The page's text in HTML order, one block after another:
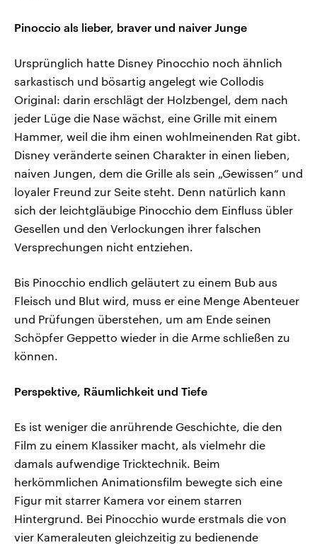
Pinoccio als lieber, braver und naiver Junge
Ursprünglich hatte Disney Pinocchio noch ähnlich
sarkastisch und bösartig angelegt wie Collodis
Original: darin erschlägt der Holzbengel, dem nach
jeder Lüge die Nase wächst, eine Grille mit einem
Hammer, weil die ihm einen wohlmeinenden Rat gibt.
Disney veränderte seinen Charakter in einen lieben,
naiven Jungen, dem die Grille als sein „Gewissen“ und
loyaler Freund zur Seite steht. Denn natürlich kann
sich der leichtgläubige Pinocchio dem Einfluss übler
Gesellen und den Verlockungen ihrer falschen
Versprechungen nicht entziehen.
Bis Pinocchio endlich geläutert zu einem Bub aus
Fleisch und Blut wird, muss er eine Menge Abenteuer
und Prüfungen überstehen, um am Ende seinen
Schöpfer Geppetto wieder in die Arme schließen zu
können.
Perspektive, Räumlichkeit und Tiefe
Es ist weniger die anrührende Geschichte, die den
Film zu einem Klassiker macht, als vielmehr die
damals aufwendige Tricktechnik. Beim
herkömmlichen Animationsfilm bewegte sich eine
Figur mit starrer Kamera vor einem starren
Hintergrund. Bei Pinocchio wurde erstmals die von
vier Kameraleuten gleichzeitig zu bedienende